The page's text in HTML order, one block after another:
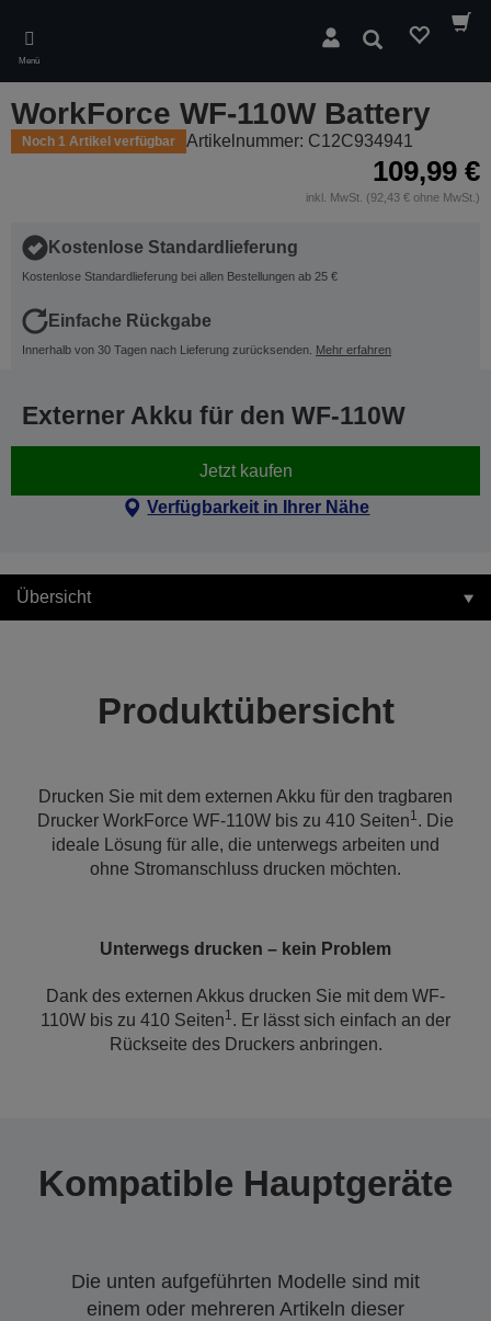
main
content
Menü
Suchen
WorkForce WF-110W Battery
Noch 1 Artikel verfügbar Artikelnummer: C12C934941
109,99 €
inkl. MwSt. (92,43 € ohne MwSt.)
Kostenlose Standardlieferung
Kostenlose Standardlieferung bei allen Bestellungen ab 25 €
Einfache Rückgabe
Innerhalb von 30 Tagen nach Lieferung zurücksenden. Mehr erfahren
Externer Akku für den WF-110W
Jetzt kaufen
Verfügbarkeit in Ihrer Nähe
Übersicht
Produktübersicht
Drucken Sie mit dem externen Akku für den tragbaren
Drucker WorkForce WF-110W bis zu 410 Seiten1. Die
ideale Lösung für alle, die unterwegs arbeiten und
ohne Stromanschluss drucken möchten.
Unterwegs drucken – kein Problem
Dank des externen Akkus drucken Sie mit dem WF-
110W bis zu 410 Seiten1. Er lässt sich einfach an der
Rückseite des Druckers anbringen.
Kompatible Hauptgeräte
Die unten aufgeführten Modelle sind mit
einem oder mehreren Artikeln dieser